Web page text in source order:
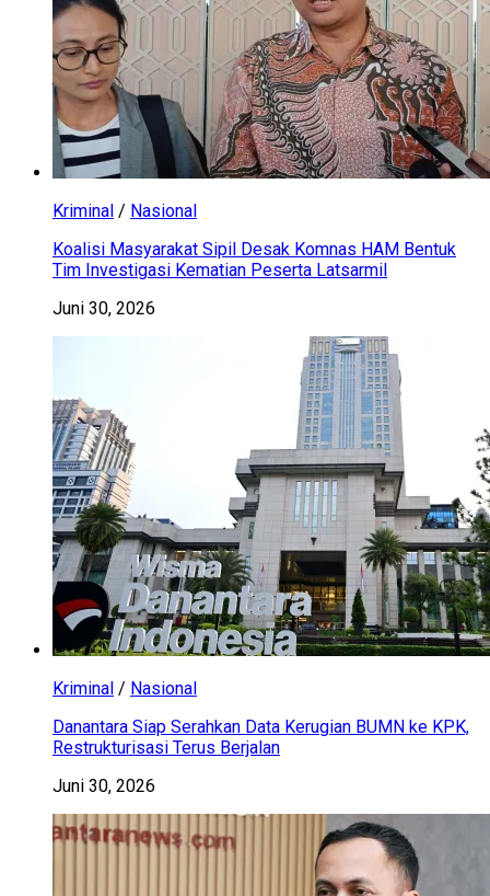
Kriminal / Nasional
Koalisi Masyarakat Sipil Desak Komnas HAM Bentuk
Tim Investigasi Kematian Peserta Latsarmil
Juni 30, 2026
Kriminal / Nasional
Danantara Siap Serahkan Data Kerugian BUMN ke KPK,
Restrukturisasi Terus Berjalan
Juni 30, 2026